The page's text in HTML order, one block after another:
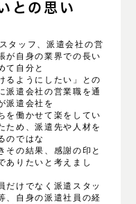
との思い
タッフ、派遣会社の営
が自身の業界での⾧い
て自分と
るようにしたい」との
派遣会社の営業職を通
派遣会社を
を働かせて楽をしてい
ため、派遣先や人材を
のではな
その結果、感謝の印と
ありたいと考えまし
けでなく派遣スタッ
、自身の派遣社員の経